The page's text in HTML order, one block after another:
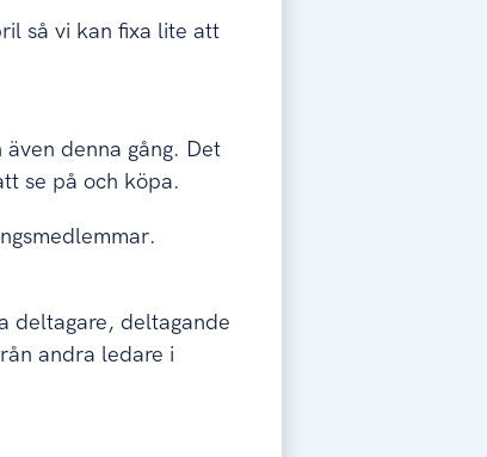
så vi kan fixa lite att
denna gång. Det
se på och köpa.
deltagare, deltagande
andra ledare i